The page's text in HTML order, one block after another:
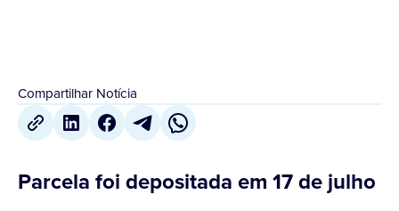
Compartilhar Notícia
Parcela foi depositada em 17 de julho